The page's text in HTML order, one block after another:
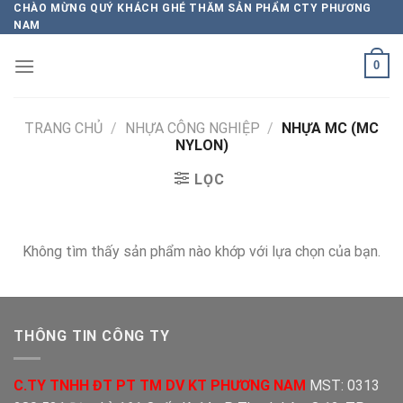
Chuyển
đến
dung
CHÀO MỪNG QUÝ KHÁCH GHÉ THĂM SẢN PHẨM CTY PHƯƠNG
NAM
0
TRANG CHỦ / NHỰA CÔNG NGHIỆP / NHỰA MC (MC
NYLON)
LỌC
Không tìm thấy sản phẩm nào khớp với lựa chọn của bạn.
THÔNG TIN CÔNG TY
C.TY TNHH ĐT PT TM DV KT PHƯƠNG NAM MST: 0313